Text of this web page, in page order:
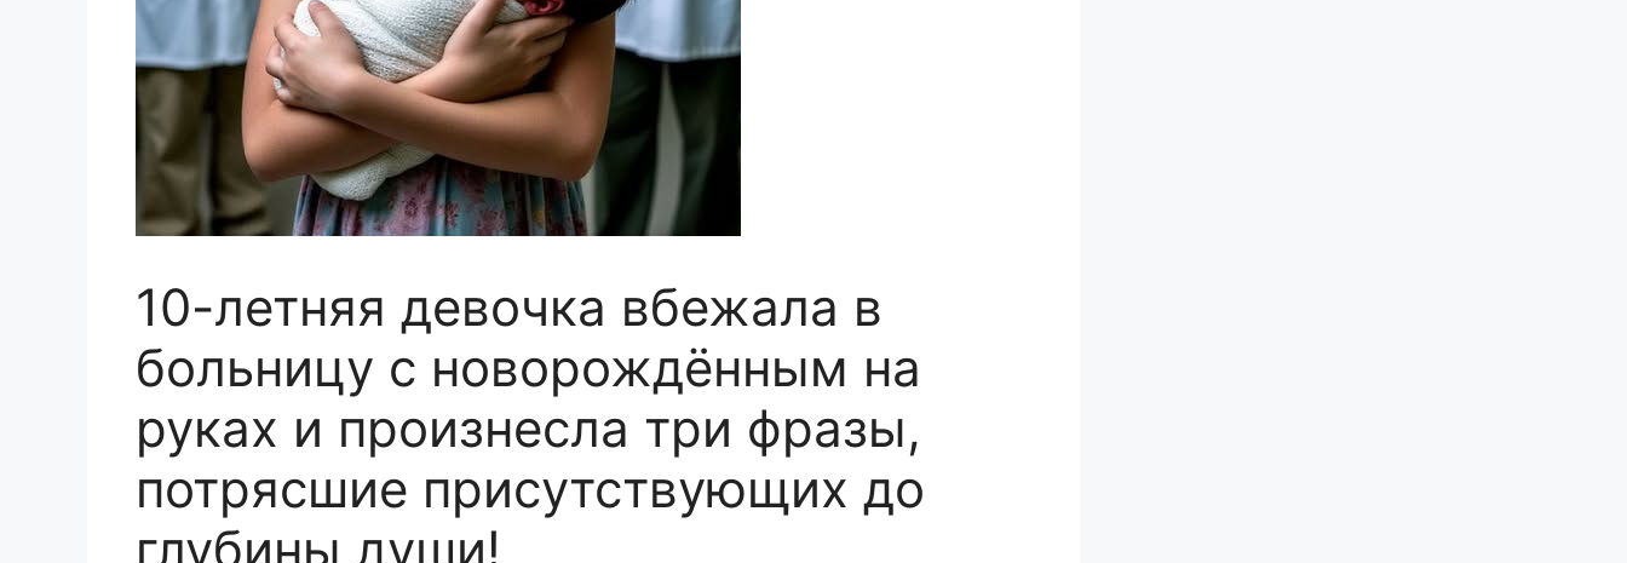
10-летняя девочка вбежала в
больницу с новорождённым на
руках и произнесла три фразы,
потрясшие присутствующих до
глубины души!